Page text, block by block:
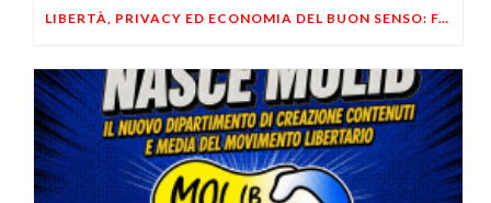
LIBERTÀ, PRIVACY ED ECONOMIA DEL BUON SENSO: FACCO E MUSUMECI A CASALECCHIO DI RENO (BO)